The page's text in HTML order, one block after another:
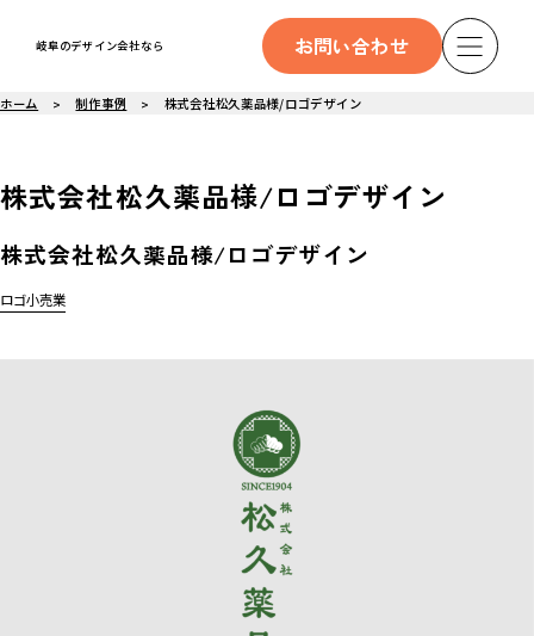
岐阜のデザイン会社なら お問い合わせ
ホーム 制作事例 株式会社松久薬品様/ロゴデザイン
株式会社松久薬品様/ロゴデザイン
株式会社松久薬品様/ロゴデザイン
ロゴ小売業